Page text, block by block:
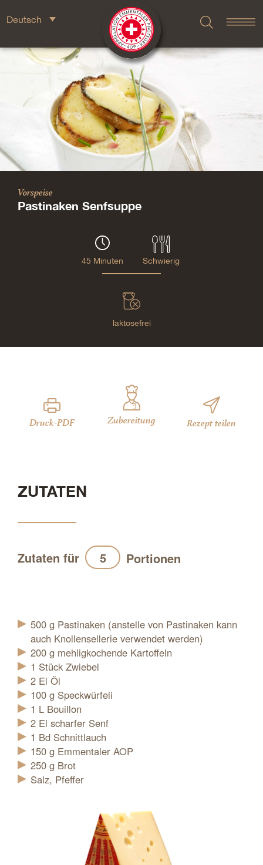
Deutsch
Vorspeise
Pastinaken Senfsuppe
45 Minuten Schwierig
laktosefrei
Druck-PDF Zubereitung Rezept teilen
ZUTATEN
Zutaten für Portionen
500 g Pastinaken (anstelle von Pastinaken kann
auch Knollensellerie verwendet werden)
200 g mehligkochende Kartoffeln
1 Stück Zwiebel
2 El Öl
100 g Speckwürfeli
1 L Bouillon
2 El scharfer Senf
1 Bd Schnittlauch
150 g Emmentaler AOP
250 g Brot
Salz, Pfeffer